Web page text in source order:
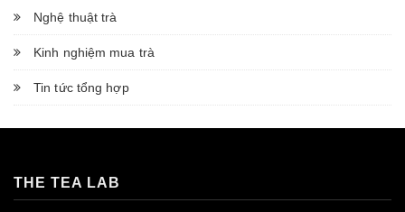
Nghệ thuật trà
Kinh nghiệm mua trà
Tin tức tổng hợp
THE TEA LAB